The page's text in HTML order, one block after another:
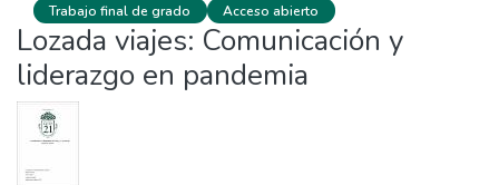
Trabajo final de grado Acceso abierto
Lozada viajes: Comunicación y
liderazgo en pandemia